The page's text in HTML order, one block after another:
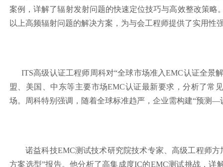
案例，详解了辐射发射问题的快速定位技巧与高效整改策
以上高频辐射问题的解决方案，为与会工程师提供了实用性
ITS高级认证工程师周科对“全球市场准入EMC认证全景
盟、美国、中东等主要市场EMC认证最新要求，分析了常
场。周科特别强调，随着全球标准趋严，企业需构建“预测
诺益科技EMC测试技术研究院技术专家、高级工程师
方案选型”报告。他分析了高集成度IC的EMC测试挑战，